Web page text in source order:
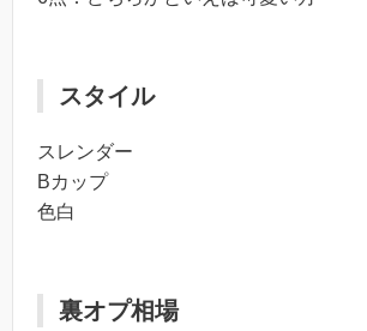
スタイル
スレンダー
Bカップ
色白
裏オプ相場